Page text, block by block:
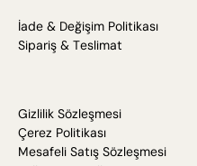
İade & Değişim Politikası
Sipariş & Teslimat
Gizlilik Sözleşmesi
Çerez Politikası
Mesafeli Satış Sözleşmesi